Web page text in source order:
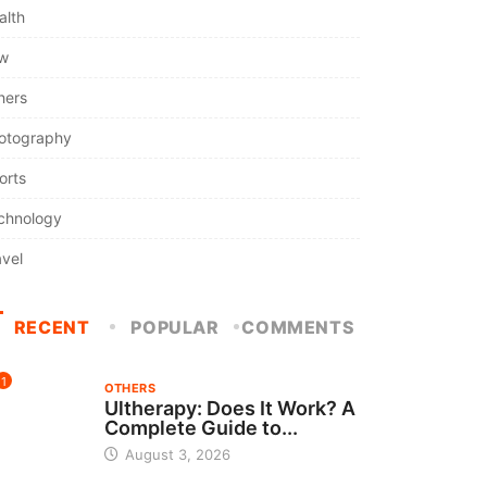
RECENT POPULAR COMMENTS
1 OTHERS
Ultherapy: Does It Work? A
Complete Guide to...
August 3, 2026